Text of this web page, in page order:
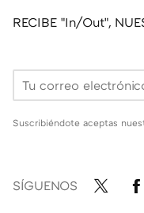
RECIBE "In/Out",
Suscribiéndote aceptas
SÍGUENOS